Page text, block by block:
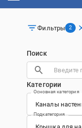
Фильтры 2
Поиск
Категории
Основная категория
Подкатегория